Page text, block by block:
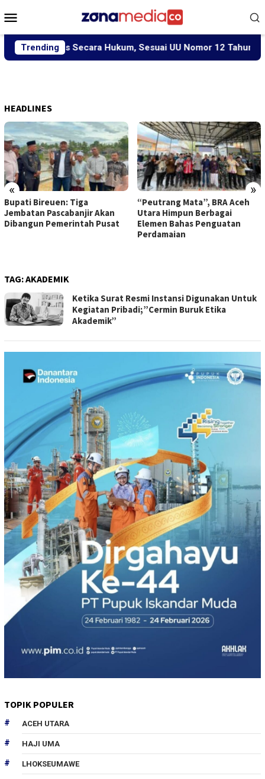
ke
Mobile
Trending
Secara Hukum, Sesuai UU Nomor 12 Tahun 2022
HEADLINES
« »
Bupati Bireuen: Tiga
Jembatan Pascabanjir Akan
Dibangun Pemerintah Pusat
“Peutrang Mata”, BRA Aceh
Utara Himpun Berbagai
Elemen Bahas Penguatan
Perdamaian
TAG:AKADEMIK
Ketika Surat Resmi Instansi Digunakan Untuk
Kegiatan Pribadi;”Cermin Buruk Etika
Akademik”
TOPIK POPULER
ACEH UTARA
HAJI UMA
LHOKSEUMAWE